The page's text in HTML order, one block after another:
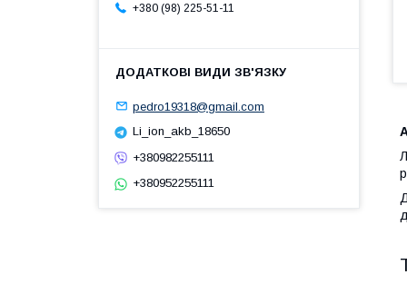
+380 (98) 225-51-11
pedro19318@gmail.com
Li_ion_akb_18650
+380982255111
+380952255111